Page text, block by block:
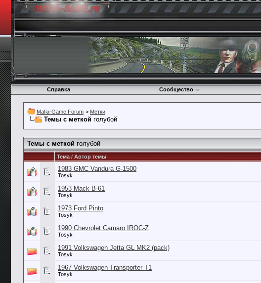
Справка Сообщество
Mafia-Game Forum > Метки
Темы с меткой голубой
Темы с меткой голубой
Тема / Автор темы
1983 GMC Vandura G-1500
Tosyk
1953 Mack B-61
Tosyk
1973 Ford Pinto
Tosyk
1990 Chevrolet Camaro IROC-Z
Tosyk
1991 Volkswagen Jetta GL MK2 (pack)
Tosyk
1967 Volkswagen Transporter T1
Tosyk